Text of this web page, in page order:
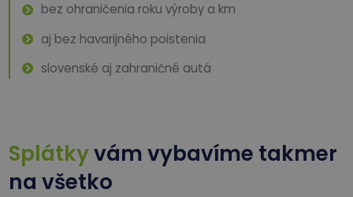
bez ohraničenia roku výroby a km
aj bez havarijného poistenia
slovenské aj zahraničné autá
Splátkyvám vybavíme takmer
na všetko